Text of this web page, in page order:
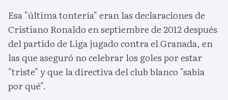
Esa "última tontería" eran las declaraciones de
Cristiano Ronaldo en septiembre de 2012 después
del partido de Liga jugado contra el Granada, en
las que aseguró no celebrar los goles por estar
"triste" y que la directiva del club blanco "sabía
por qué".